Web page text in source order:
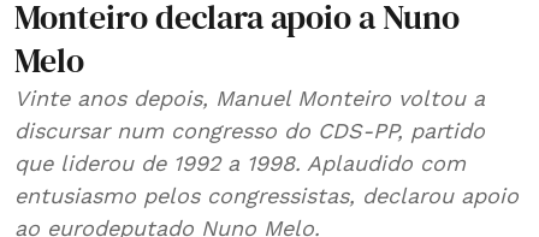
Monteiro declara apoio a Nuno
Melo
Vinte anos depois, Manuel Monteiro voltou a
discursar num congresso do CDS-PP, partido
que liderou de 1992 a 1998. Aplaudido com
entusiasmo pelos congressistas, declarou apoio
ao eurodeputado Nuno Melo.